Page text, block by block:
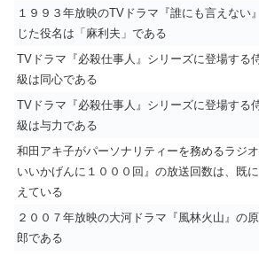
１９９３年放映のTVドラマ『誰にも言えない
じた役名は「麻利夫」である
TVドラマ『必殺仕事人』シリーズに登場する
級は同心である
TVドラマ『必殺仕事人』シリーズに登場する
級は与力である
和田アキ子がパーソナリティーを務めるラジ
いいかげんに１０００回』の放送回数は、既
えている
２００７年放映の大河ドラマ『風林火山』の
郎である